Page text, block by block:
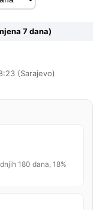
7 dana)
(Sarajevo)
180 dana, 18%